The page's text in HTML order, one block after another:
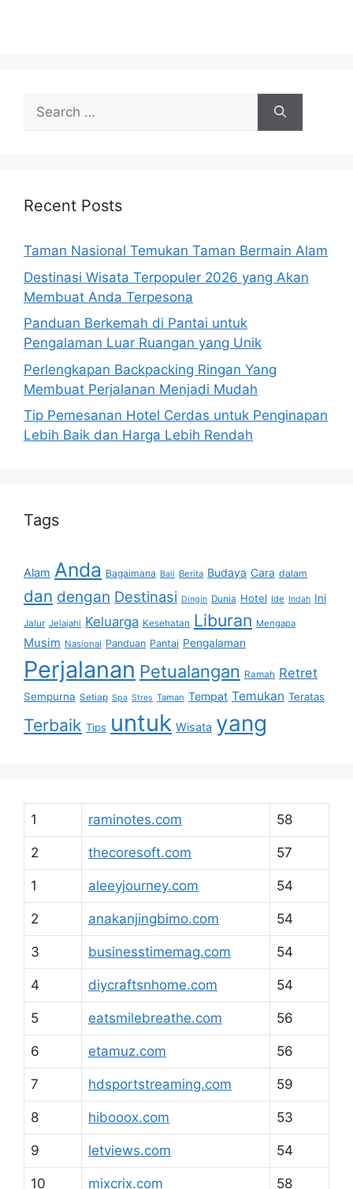
Search
for:
Recent Posts
Taman Nasional Temukan Taman Bermain Alam
Destinasi Wisata Terpopuler 2026 yang Akan
Membuat Anda Terpesona
Panduan Berkemah di Pantai untuk
Pengalaman Luar Ruangan yang Unik
Perlengkapan Backpacking Ringan Yang
Membuat Perjalanan Menjadi Mudah
Tip Pemesanan Hotel Cerdas untuk Penginapan
Lebih Baik dan Harga Lebih Rendah
Tags
Alam Anda Bagaimana Bali Berita Budaya Cara dalam
dan dengan Destinasi Dingin Dunia Hotel Ide Indah Ini
Jalur Jelajahi Keluarga Kesehatan Liburan Mengapa
Musim Nasional Panduan Pantai Pengalaman
Perjalanan Petualangan Ramah Retret
Sempurna Setiap Spa Stres Taman Tempat Temukan Teratas
Terbaik Tips untuk Wisata yang
1 raminotes.com 58
2 thecoresoft.com 57
1 aleeyjourney.com 54
2 anakanjingbimo.com 54
3 businesstimemag.com 54
4 diycraftsnhome.com 54
5 eatsmilebreathe.com 56
6 etamuz.com 56
7 hdsportstreaming.com 59
8 hibooox.com 53
9 letviews.com 54
10 mixcrix.com 58